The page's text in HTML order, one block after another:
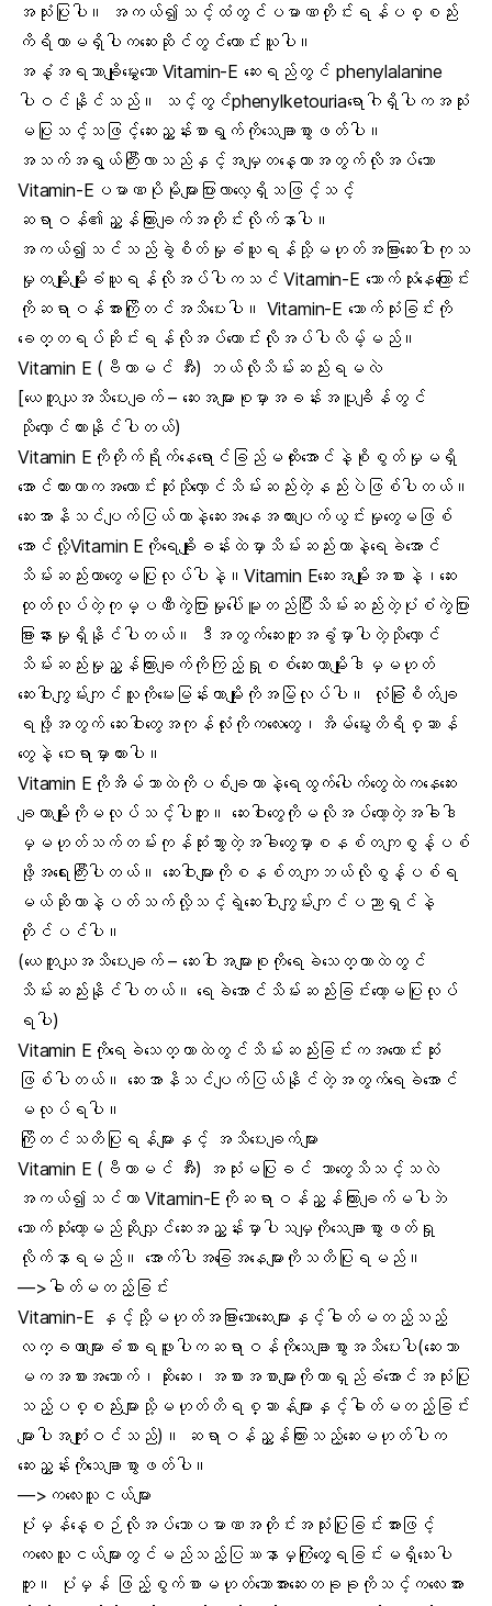
အသုံးပြုပါ။ အကယ်၍သင့်ထံတွင်ပမာဏတိုင်းရန်ပစ္စည်း
ကိရိယာမရှိပါကဆေးဆိုင်တွင်တောင်းယူပါ။
အနံ့အရသာချိုမွှေးသော Vitamin-E ဆေးရည်တွင် phenylalanine
ပါဝင်နိုင်သည်။ သင့်တွင်phenylketouriaရောဂါရှိပါကအသုံး
မပြုသင့်သဖြင့်ဆေးညွှန်းစာရွက်ကိုသေချာစွာဖတ်ပါ။
အသက်အရွယ်ကြီးလာသည်နှင့်အမျှတနေ့တာအတွက်လိုအပ်သော
Vitamin-Eပမာဏပိုမိုများပြားလာလေ့ရှိသဖြင့်သင့်
ဆရာဝန်၏ညွှန်ကြားချက်အတိုင်းလိုက်နာပါ။
အကယ်၍သင်သည်ခွဲစိတ်မှုခံယူရန်သို့မဟုတ်အခြားဆေးဝါးကုသ
မှုတမျိုးမျိုးခံယူရန်လိုအပ်ပါကသင် Vitamin-E သောက်သုံးနေကြောင်း
ကိုဆရာဝန်အားကြိုတင်အသိပေးပါ။ Vitamin-E သောက်သုံးခြင်းကို
ခေတ္တရပ်ဆိုင်းရန်လိုအပ်ကောင်းလိုအပ်ပါလိမ့်မည်။
Vitamin E (ဗီတာမင် အီး) ဘယ်လိုသိမ်းဆည်းရမလဲ
[ယေဘူယျအသိပေးချက် – ဆေးအများစုမှာအခန်းအပူချိန်တွင်
သိုလှောင်ထားနိုင်ပါတယ်)
Vitamin Eကိုတိုက်ရိုက်နေရောင်ခြည်မထိုးအောင်နဲ့စိုစွတ်မှုမရှိ
အောင်ထားတာကအကောင်းဆုံးသိုလှောင်သိမ်းဆည်းတဲ့နည်းပဲဖြစ်ပါတယ်။
ဆေးအာနိသင်ပျက်ပြယ်တာနဲ့ဆေးအနေအထားပျက်ယွင်းမှုတွေမဖြစ်
အောင်လို့Vitamin Eကိုရေချိုးခန်းထဲမှာသိမ်းဆည်းတာနဲ့ရေခဲအောင်
သိမ်းဆည်းတာတွေမပြုလုပ်ပါနဲ့။Vitamin Eဆေးအမျိုးအစားနဲ့၊ဆေး
ထုတ်လုပ်တဲ့ကုမ္ပဏီကွဲပြားမှုပေါ်မူတည်ပြီးသိမ်းဆည်းတဲ့ပုံစံကွဲပြား
ခြားနားမှုရှိနိုင်ပါတယ်။ ဒီအတွက်ဆေးဘူးအခွံမှာပါတဲ့သိုလှောင်
သိမ်းဆည်းမှုညွှန်ကြားချက်ကိုကြည့်ရှုစစ်ဆေးတာမျိုးဒါမှမဟုတ်
ဆေးဝါးကျွမ်းကျင်သူကိုမေးမြန်းတာမျိုးကိုအမြဲလုပ်ပါ။ လုံခြုံစိတ်ချ
ရဖို့အတွက် ဆေးဝါးတွေအကုန်လုံးကိုကလေးတွေ၊အိမ်မွေးတိရိစ္ဆာန်
တွေနဲ့ ဝေးရာမှာထားပါ။
Vitamin Eကိုအိမ်သာထဲကိုပစ်ချတာနဲ့ရေထွက်ပေါက်တွေထဲကနေဆေး
ချတာမျိုးကိုမလုပ်သင့်ပါဘူး။ ဆေးဝါးတွေကိုမလိုအပ်တော့တဲ့အခါဒါ
မှမဟုတ်သက်တမ်းကုန်ဆုံးသွားတဲ့အခါတွေမှာစနစ်တကျစွန့်ပစ်
ဖို့အရေးကြီးပါတယ်။ ဆေးဝါးများကိုစနစ်တကျဘယ်လိုစွန့်ပစ်ရ
မယ်ဆိုတာနဲ့ပတ်သက်လို့သင့်ရဲ့ဆေးဝါးကျွမ်းကျင်ပညာရှင်နဲ့
တိုင်ပင်ပါ။
(ယေဘူယျအသိပေးချက် – ဆေးဝါးအများစုကိုရေခဲသေတ္တာထဲတွင်
သိမ်းဆည်းနိုင်ပါတယ်။ ရေခဲအောင်သိမ်းဆည်းခြင်းတော့မပြုလုပ်
ရပါ)
Vitamin Eကိုရေခဲသေတ္တာထဲတွင်သိမ်းဆည်းခြင်းကအကောင်းဆုံး
ဖြစ်ပါတယ်။ ဆေးအာနိသင်ပျက်ပြယ်နိုင်တဲ့အတွက်ရေခဲအောင်
မလုပ်ရပါ။
ကြိုတင်သတိပြုရန်များနှင့် အသိပေးချက်များ
Vitamin E (ဗီတာမင် အီး) အသုံးမပြုခင် ဘာတွေသိသင့်သလဲ
အကယ်၍သင်ဟာ Vitamin-Eကိုဆရာဝန်ညွှန်ကြားချက်မပါဘဲ
သောက်သုံးတော့မည်ဆိုလျှင်ဆေးအညွှန်းမှာပါသမျှကိုသေချာစွာဖတ်ရှု
လိုက်နာရမည်။ အောက်ပါအခြေအနေများကိုသတိပြုရမည်။
—>ဓါတ်မတည့်ခြင်း
Vitamin-E နှင့်သို့မဟုတ်အခြားသောဆေးများနှင့်ဓါတ်မတည့်သည့်
လက္ခဏာများခံစားရဖူးပါကဆရာဝန်ကိုသေချာစွာအသိပေးပါ(ဆေးသာ
မကအစားအသောက်၊ဆိုးဆေး၊အစားအစာများကိုတာရှည်ခံအောင်အသုံးပြု
သည့်ပစ္စည်းများသို့မဟုတ်တိရစ္ဆာန်များနှင့်ဓါတ်မတည့်ခြင်း
များပါအကျုံးဝင်သည်)။ ဆရာဝန်ညွှန်ကြားသည့်ဆေးမဟုတ်ပါက
ဆေးညွှန်းကိုသေချာစွာဖတ်ပါ။
—>ကလေးသူငယ်များ
ပုံမှန်နေ့စဉ်လိုအပ်သောပမာဏအတိုင်းအသုံးပြုခြင်းအားဖြင့်
ကလေးသူငယ်များတွင်မည်သည့်ပြဿနာမှကြုံတွေ့ရခြင်းမရှိသေးပါ
ဘူး။ ပုံမှန် ဖြည့်စွက်စာမဟုတ်သောအားဆေးတခုခုကိုသင့်ကလေးအား